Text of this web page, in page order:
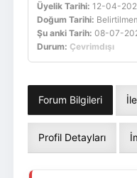
Üyelik Tarihi: 12-04-
Doğum Tarihi:
Şu anki Tarih: 08-07-
Durum: Çevrimdışı
Forum Bilgileri
Profil Detayları